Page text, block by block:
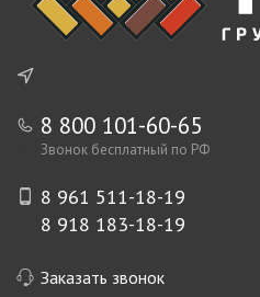
8 800 101-60-65
Звонок бесплатный по РФ
8 961 511-18-19
8 918 183-18-19
Заказать звонок